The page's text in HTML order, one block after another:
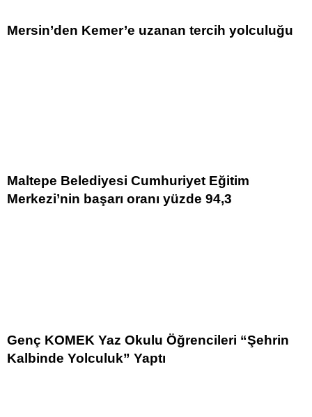
Mersin’den Kemer’e uzanan tercih yolculuğu
Maltepe Belediyesi Cumhuriyet Eğitim
Merkezi’nin başarı oranı yüzde 94,3
Genç KOMEK Yaz Okulu Öğrencileri “Şehrin
Kalbinde Yolculuk” Yaptı